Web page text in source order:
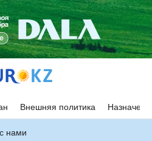
Внешняя политика
нами